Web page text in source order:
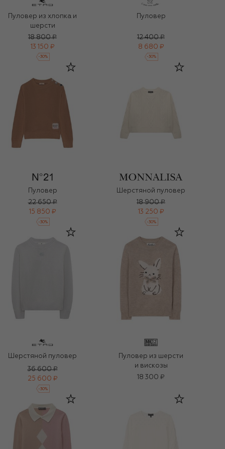
Пуловер из хлопка и
шерсти
18 800 ₽
13 150 ₽
-30%
Пуловер
12 400 ₽
8 680 ₽
-30%
Пуловер
22 650 ₽
15 850 ₽
-30%
Шерстяной пуловер
18 900 ₽
13 250 ₽
-30%
Шерстяной пуловер
36 600 ₽
25 600 ₽
-30%
Пуловер из шерсти
и вискозы
18 300 ₽